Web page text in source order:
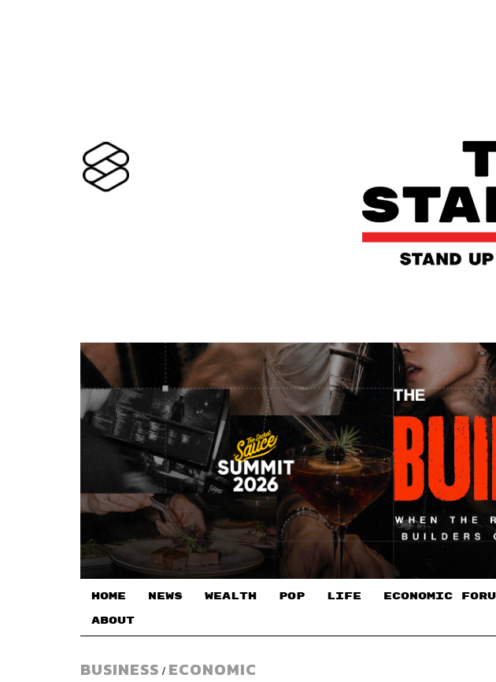
HOME NEWS WEALTH POP LIFE ECONOMIC
ABOUT
BUSINESS / ECONOMIC